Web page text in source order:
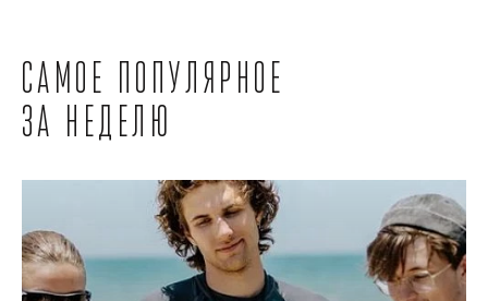
Самое популярное
за неделю